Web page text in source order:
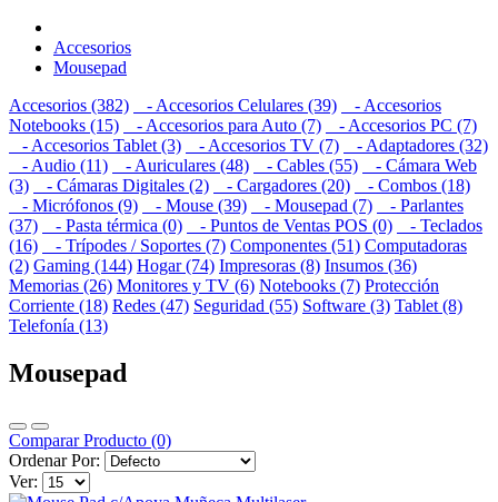
Accesorios
Mousepad
Accesorios (382)
- Accesorios Celulares (39)
- Accesorios
Notebooks (15)
- Accesorios para Auto (7)
- Accesorios PC (7)
- Accesorios Tablet (3)
- Accesorios TV (7)
- Adaptadores (32)
- Audio (11)
- Auriculares (48) - Cables (55)
- Cámara Web
(3)
- Cámaras Digitales (2) - Cargadores (20)
- Combos (18)
- Micrófonos (9)
- Mouse (39) - Mousepad (7)
- Parlantes
(37)
- Pasta térmica (0) - Puntos de Ventas POS (0)
- Teclados
(16)
- Trípodes / Soportes (7) Componentes (51) Computadoras
(2) Gaming (144) Hogar (74) Impresoras (8) Insumos (36)
Memorias (26) Monitores y TV (6) Notebooks (7) Protección
Corriente (18) Redes (47) Seguridad (55) Software (3) Tablet (8)
Telefonía (13)
Mousepad
Comparar Producto (0)
Ordenar Por:
Ver: